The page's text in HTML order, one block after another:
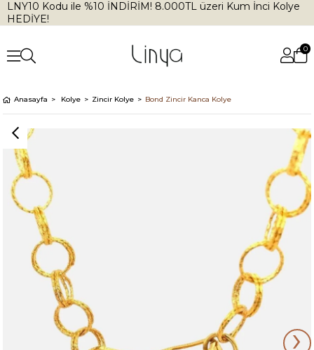
LNY10 Kodu ile %10 İNDİRİM! 8.000TL üzeri Kum İnci Kolye
HEDİYE!
0
Anasayfa Kolye Zincir Kolye Bond Zincir Kanca Kolye
›